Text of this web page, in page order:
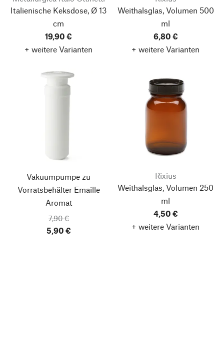
Italienische Keksdose, Ø 13
cm
19,90 €
+ weitere Varianten
Weithalsglas, Volumen 500
ml
6,80 €
+ weitere Varianten
Vakuumpumpe zu
Vorratsbehälter Emaille
Aromat
7,90 €
5,90 €
Rixius
Weithalsglas, Volumen 250
ml
4,50 €
+ weitere Varianten